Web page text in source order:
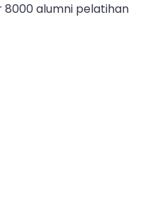
8000 alumni pelatihan